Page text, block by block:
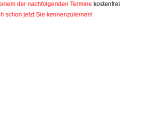
der nachfolgenden Termine kostenfrei
schon jetzt Sie kennenzulernen!